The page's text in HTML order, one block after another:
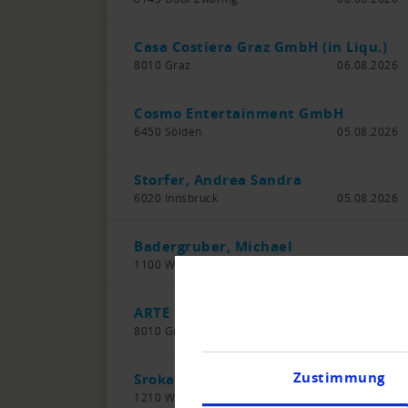
Zustimmung
Casa Costiera Graz GmbH (in Liqu.)
8010 Graz 06.08.2026
Cosmo Entertainment GmbH
6450 Sölden 05.08.2026
Storfer, Andrea Sandra
6020 Innsbruck 05.08.2026
Badergruber, Michael
1100 Wien
ARTE BAU GmbH
8010 Graz
Sroka, Alexander
1210 Wien